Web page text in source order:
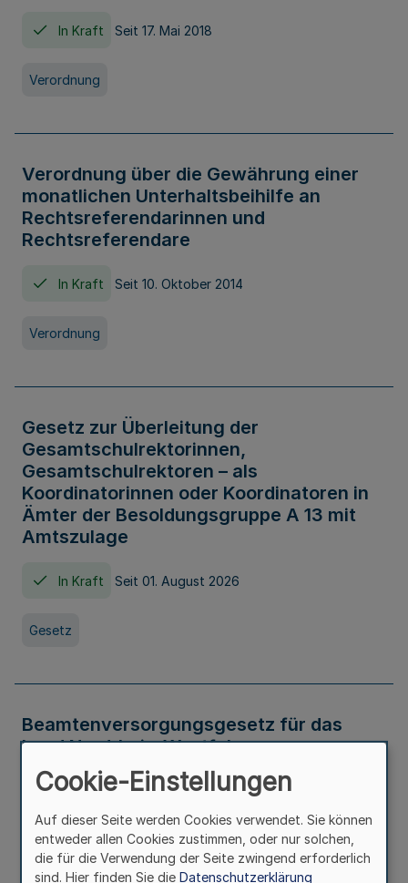
In Kraft Seit 17. Mai 2018
Verordnung
Verordnung über die Gewährung einer
monatlichen Unterhaltsbeihilfe an
Rechtsreferendarinnen und
Rechtsreferendare
In Kraft Seit 10. Oktober 2014
Verordnung
Gesetz zur Überleitung der
Gesamtschulrektorinnen,
Gesamtschulrektoren – als
Koordinatorinnen oder Koordinatoren in
Ämter der Besoldungsgruppe A 13 mit
Amtszulage
In Kraft Seit 01. August 2026
Gesetz
Beamtenversorgungsgesetz für das
Land Nordrhein-Westfalen
(Landesbeamtenversorgungsgesetz -
LBeamtVG NRW)
In Kraft Seit 01. Juli 2016
Cookie-Einstellungen
Auf dieser Seite werden Cookies verwendet. Sie können
entweder allen Cookies zustimmen, oder nur solchen,
die für die Verwendung der Seite zwingend erforderlich
sind. Hier finden Sie die Datenschutzerklärung